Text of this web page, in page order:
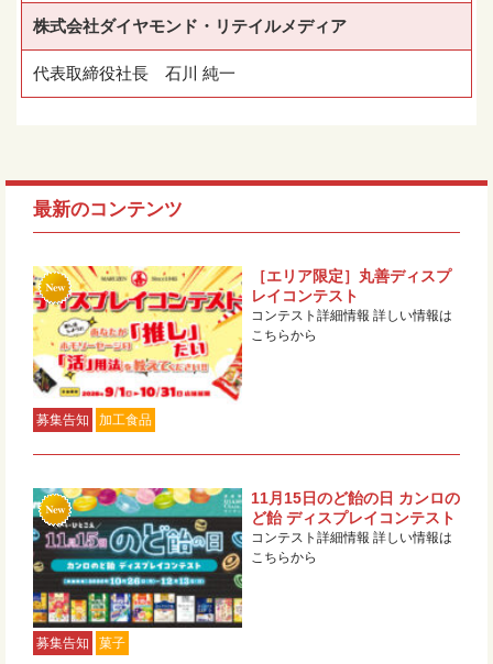
株式会社ダイヤモンド・リテイルメディア
代表取締役社長 石川 純一
最新のコンテンツ
募集告知 加工食品
［エリア限定］丸善ディスプ
レイコンテスト
コンテスト詳細情報 詳しい情報は
こちらから
募集告知 菓子
11月15日のど飴の日 カンロの
ど飴 ディスプレイコンテスト
コンテスト詳細情報 詳しい情報は
こちらから